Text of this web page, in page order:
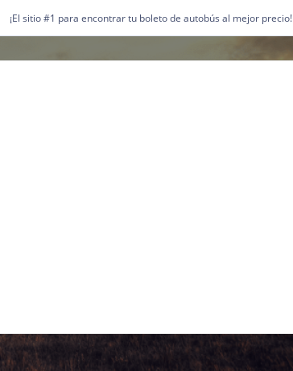
¡El sitio #1 para encontrar tu boleto de autobús al mejor precio!